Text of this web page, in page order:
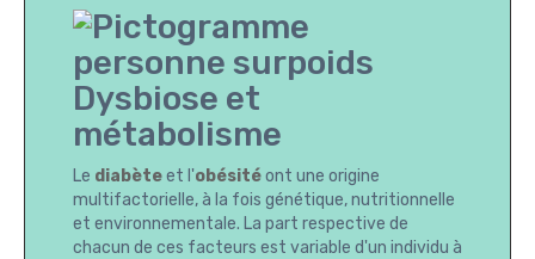
Dysbiose et
métabolisme
Le diabèteet l'obésitéont une origine
multifactorielle, à la fois génétique, nutritionnelle
et environnementale. La part respective de
chacun de ces facteurs est variable d'un individu à